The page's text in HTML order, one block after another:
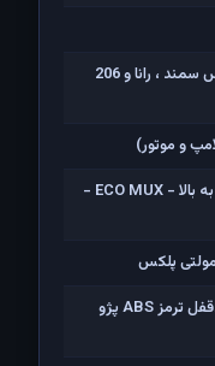
جزوه کارگاه آموزشی سیستم مالتی پلکس سمند ، رانا و 206
معرفی پژو 206 جدید از ایساکو (مدل91 به بالا - ECO MUX -
راهنمای معرفی و عیب یابی سیستم ضدقفل ترمز ABS پژو